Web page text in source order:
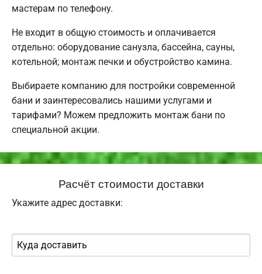
мастерам по телефону.
Не входит в общую стоимость и оплачивается
отдельно: оборудование санузла, бассейна, сауны,
котельной; монтаж печки и обустройство камина.
Выбираете компанию для постройки современной
бани и заинтересовались нашими услугами и
тарифами? Можем предложить монтаж бани по
специальной акции.
Расчёт стоимости доставки
Укажите адрес доставки: